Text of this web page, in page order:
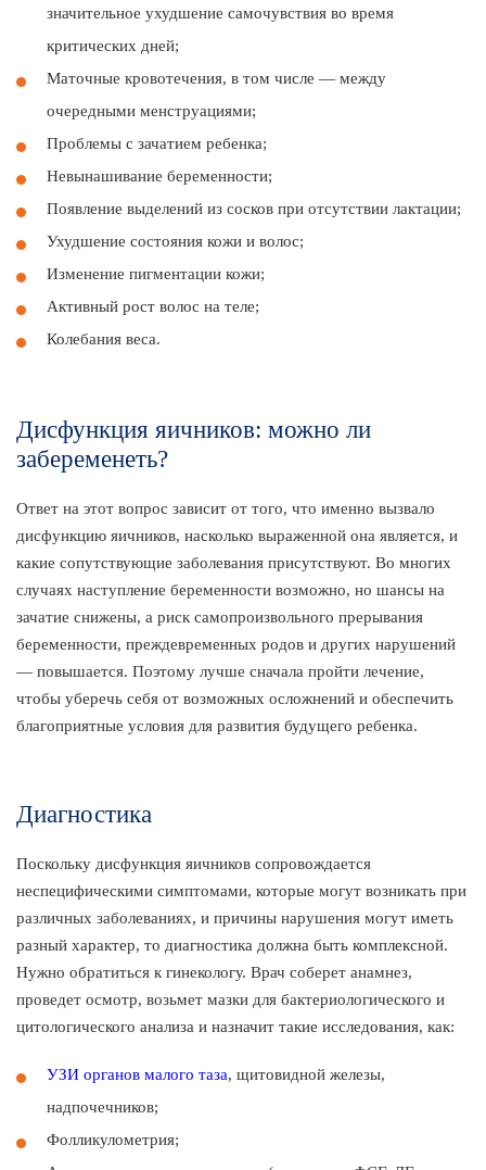
значительное ухудшение самочувствия во время
критических дней;
Маточные кровотечения, в том числе — между
очередными менструациями;
Проблемы с зачатием ребенка;
Невынашивание беременности;
Появление выделений из сосков при отсутствии лактации;
Ухудшение состояния кожи и волос;
Изменение пигментации кожи;
Активный рост волос на теле;
Колебания веса.
Дисфункция яичников: можно ли
забеременеть?
Ответ на этот вопрос зависит от того, что именно вызвало
дисфункцию яичников, насколько выраженной она является, и
какие сопутствующие заболевания присутствуют. Во многих
случаях наступление беременности возможно, но шансы на
зачатие снижены, а риск самопроизвольного прерывания
беременности, преждевременных родов и других нарушений
— повышается. Поэтому лучше сначала пройти лечение,
чтобы уберечь себя от возможных осложнений и обеспечить
благоприятные условия для развития будущего ребенка.
Диагностика
Поскольку дисфункция яичников сопровождается
неспецифическими симптомами, которые могут возникать при
различных заболеваниях, и причины нарушения могут иметь
разный характер, то диагностика должна быть комплексной.
Нужно обратиться к гинекологу. Врач соберет анамнез,
проведет осмотр, возьмет мазки для бактериологического и
цитологического анализа и назначит такие исследования, как:
УЗИ органов малого таза, щитовидной железы,
надпочечников;
Фолликулометрия;